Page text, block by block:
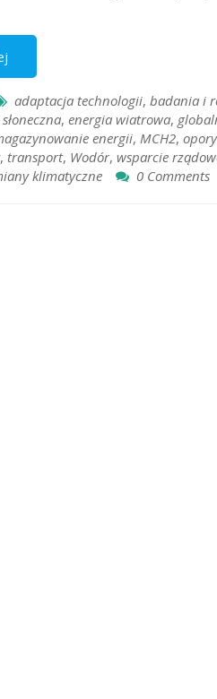
adaptacja technologii, badania i
, energia wiatrowa,
energii, MCH2,
, transport, Wodór, wsparcie
klimatyczne 0 Comments